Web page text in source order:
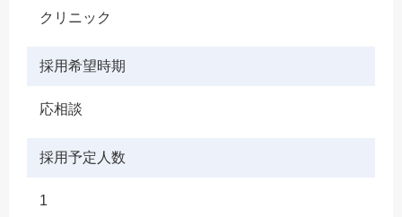
クリニック
採用希望時期
応相談
採用予定人数
1